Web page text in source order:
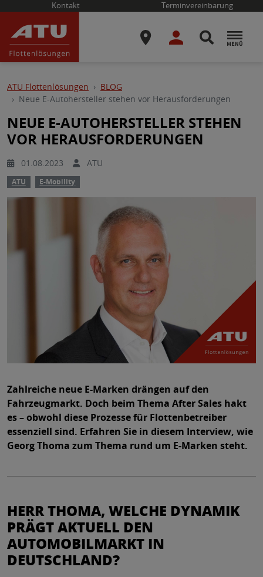
Kontakt Terminvereinbarung
ATU Flottenlösungen
BLOG
Neue E-Autohersteller stehen vor Herausforderungen
NEUE E-AUTOHERSTELLER STEHEN
VOR HERAUSFORDERUNGEN
01.08.2023 ATU
ATU E-Mobility
Zahlreiche neue E-Marken drängen auf den
Fahrzeugmarkt. Doch beim Thema After Sales hakt
es – obwohl diese Prozesse für Flottenbetreiber
essenziell sind. Erfahren Sie in diesem Interview, wie
Georg Thoma zum Thema rund um E-Marken steht.
HERR THOMA, WELCHE DYNAMIK
PRÄGT AKTUELL DEN
AUTOMOBILMARKT IN
DEUTSCHLAND?